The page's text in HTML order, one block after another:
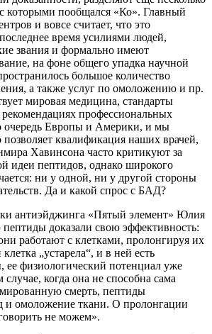
которыми пообщался «Ко». Главный
и вовсе считает, что это
время усилиями людей,
звания и формально имеют
на фоне общего упадка научной
большое количество
а также услуг по омоложению и пр.
мировая медицина, стандарты
профессиональных
очередь Европы и Америки, и мы
позволяет квалификация наших врачей,
Хавинсона часто критикуют за
идеи пептидов, однако широкого
ни у одной, ни у другой стороны
Да и какой спрос с БАД?
антиэйджинга «Пятый элемент» Юлия
пептиды доказали свою эффективность:
работают с клетками, пролонгируя их
„устарела“, и в ней есть
ее физиологический потенциал уже
когда она не способна сама
смерть, пептиды
и омоложение ткани. О пролонгации
не можем».